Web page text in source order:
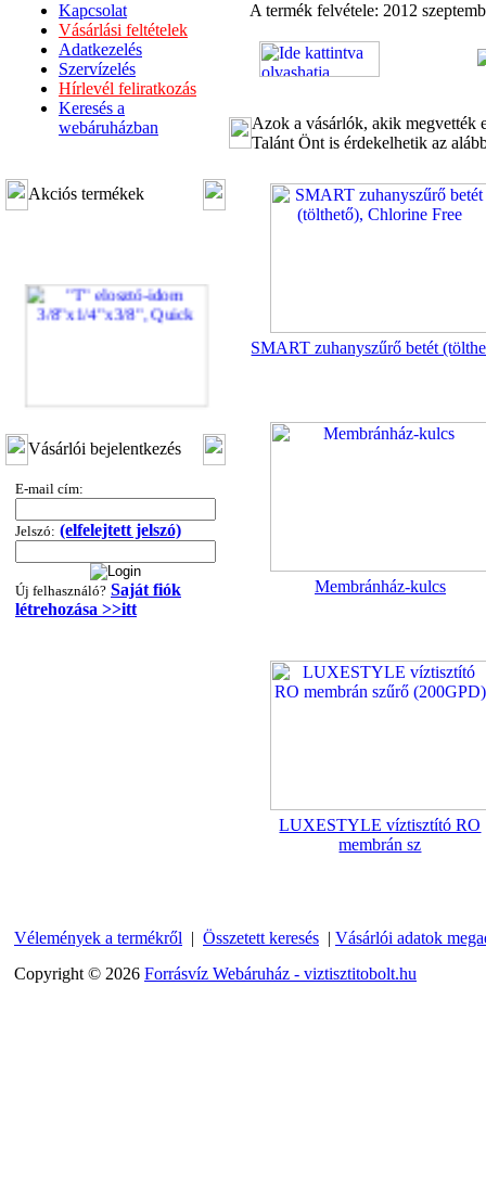
Kapcsolat
Vásárlási feltételek
Adatkezelés
Szervízelés
Hírlevél feliratkozás
Keresés a
webáruházban
Akciós termékek
3/8"x1/4"x3/8", Quick
---------
Egyenes összekötő-idom
Vásárlói bejelentkezés
E-mail cím:
Jelszó: (elfelejtett jelszó)
Új felhasználó? Saját fiók
létrehozása >>itt
A termék felvétele: 2012
Azok a vásárlók, akik megvették
Talánt Önt is érdekelhetik az
SMART zuhanyszűrő betét
Membránház-kulcs
LUXESTYLE víztisztító RO
membrán sz
Vélemények a termékről | Összetett keresés | Vásárlói adatok
Copyright © 2026 Forrásvíz Webáruház - viztisztitobolt.hu